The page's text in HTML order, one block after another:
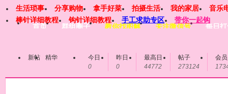
首页 群组圈子 教你找图解 关注微信号 每日
生活琐事 分享购物 拿手好菜 拍摄生活 我的家居
音乐
棒针详细教程
钩针详细教程 手工求助专区 带你一起钩
新帖 精华
今日
0
昨日
0
最高日
44772
帖子
273124
会员